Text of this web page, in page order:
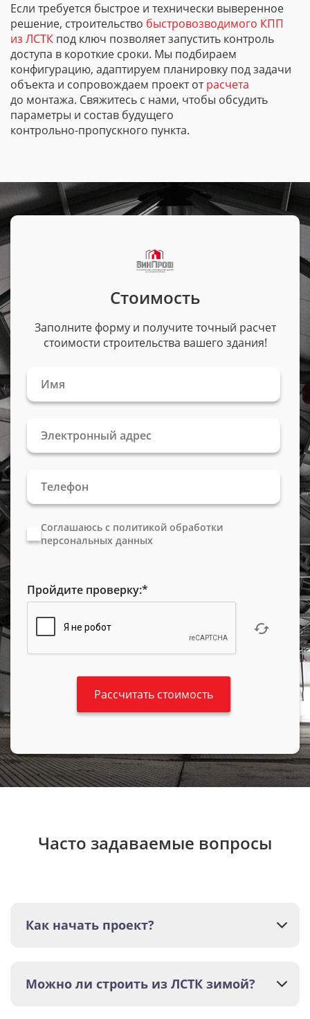
Если требуется быстрое и технически выверенное
решение, строительство быстровозводимого КПП
из ЛСТК под ключ позволяет запустить контроль
доступа в короткие сроки. Мы подбираем
конфигурацию, адаптируем планировку под задачи
объекта и сопровождаем проект отрасчета
до монтажа. Свяжитесь с нами, чтобы обсудить
параметры и состав будущего
контрольно-пропускного пункта.
Стоимость
Заполните форму и получите точный расчет
стоимости строительства вашего здания!
Соглашаюсь с политикой обработки
персональных данных
Пройдите проверку:*
Часто задаваемые вопросы
Как начать проект?
Можно ли строить из ЛСТК зимой?